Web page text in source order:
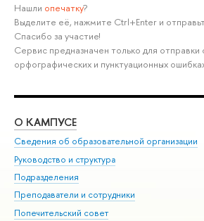
Нашли опечатку?
Выделите её, нажмите Ctrl+Enter и
Спасибо за участие!
Сервис предназначен только для
орфографических и пунктуационных
О КАМПУСЕ
Сведения об образовательной организации
Руководство и структура
Подразделения
Преподаватели и сотрудники
Попечительский совет